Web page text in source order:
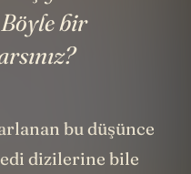
kişiyi
bir
bu düşünce